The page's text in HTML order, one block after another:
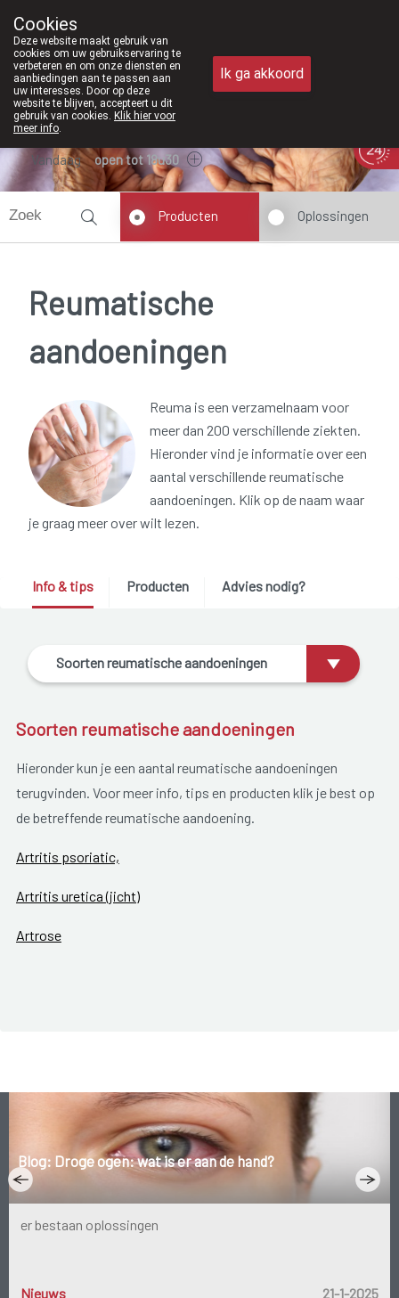
011/610300
Vandaag open tot 18u30
Producten Oplossingen
Reumatische
aandoeningen
Reuma is een verzamelnaam voor
meer dan 200 verschillende ziekten.
Hieronder vind je informatie over een
aantal verschillende reumatische
aandoeningen. Klik op de naam waar
je graag meer over wilt lezen.
Info & tips Producten Advies nodig?
Soorten reumatische aandoeningen
Soorten reumatische aandoeningen
Hieronder kun je een aantal reumatische aandoeningen
terugvinden. Voor meer info, tips en producten klik je best op
de betreffende reumatische aandoening.
Artritis psoriatic,
Artritis uretica (jicht)
Artrose
Ziekte van Bechterew
Ziekte van Paget
Blog: Droge ogen: wat is er aan de hand?
er bestaan oplossingen
Nieuws 21-1-2025
Nieuws 24-4-2023
Cookies
Deze website maakt gebruik van
cookies om uw gebruikservaring te
verbeteren en om onze diensten en
aanbiedingen aan te passen aan
uw interesses. Door op deze
website te blijven, accepteert u dit
gebruik van cookies. Klik hier voor
meer info.
Ik ga akkoord